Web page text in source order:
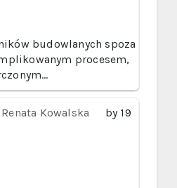
budowlanych spoza
procesem,
by
Renata Kowalska 19